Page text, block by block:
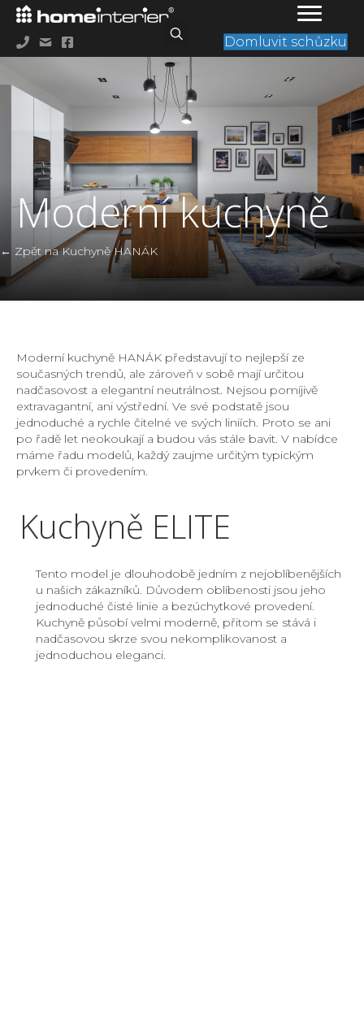
Domluvit schůzku
Moderní kuchyně
← Zpět na Kuchyně HANÁK
Moderní kuchyně HANÁK představují to nejlepší ze
současných trendů, ale zároveň v sobě mají určitou
nadčasovost a elegantní neutrálnost. Nejsou pomíjivě
extravagantní, ani výstřední. Ve své podstatě jsou
jednoduché a rychle čitelné ve svých liniích. Proto se ani
po řadě let neokoukají a budou vás stále bavit. V nabídce
máme řadu modelů, každý zaujme určitým typickým
prvkem či provedením.
Kuchyně ELITE
Tento model je dlouhodobě jedním z nejoblíbenějších
u našich zákazníků. Důvodem oblíbenosti jsou jeho
jednoduché čisté linie a bezúchytkové provedení.
Kuchyně působí velmi moderně, přitom se stává i
nadčasovou skrze svou nekomplikovanost a
jednoduchou eleganci.